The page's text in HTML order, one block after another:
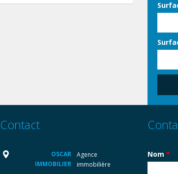
Contact
OSCAR
IMMOBILIER
Agence
immobilière
Nom *